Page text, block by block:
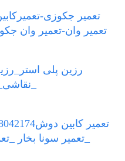
تعمیر جکوزی-
تعمیر وان-تعمیر وان جکوزی۸۸۰۴۲۱۷۴ در
رزین پلی
_تعمیر سونا بخار